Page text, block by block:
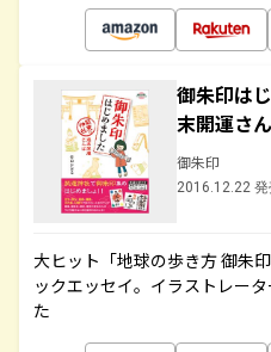
御朱印は
末開運さ
御朱印
2016.12.22
大ヒット「地球の歩き方 御朱
ックエッセイ。イラストレー
た